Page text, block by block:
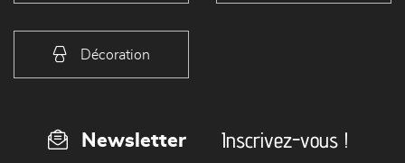
Décoration
Newsletter Inscrivez-vous !